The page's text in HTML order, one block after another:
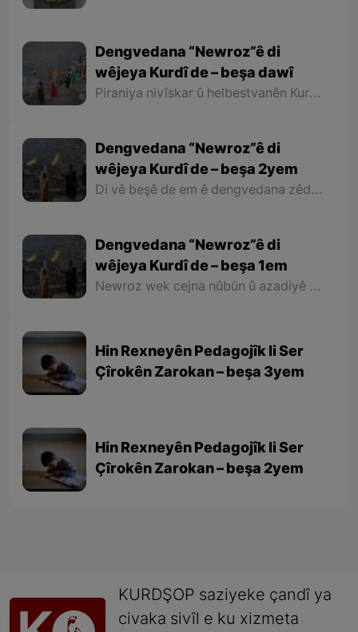
Dengvedana “Newroz”ê di
wêjeya Kurdî de – beşa dawî
Piraniya nivîskar û helbestvanên Kurd di helbest û deqên xwe de behsa Newrozê kirine ku ji ber nebûna derfetê em ê tenê îşareyê bi çend mînak ji helbestên wan bikin. Di dawiyê de ez dixwazim bibêjim ku helbestvanên wek “Muxlîs, Ewnî, Hejar, Zarî, Elî Heseniyanî, Jîla Huseynî, Mihemed Salih Dîlan, Esîrî, Nasir Axabira, Celal Melekşa, Şêrko Bêkes û Ebdulah Paşêw” û hwd, di çend helbestên xwe de behsa Newrozê kirine û bal kişandine ser Kurdistanîbûna Newrozê.
Dengvedana “Newroz”ê di
wêjeya Kurdî de – beşa 2yem
Di vê beşê de em ê dengvedana zêdetir a Newrozê di helbest û deqên Kurdî de rabixine ber çavan. Herwisa pêwîst e em îşare bi wê yekê jî bikin ku tevî wê ku em di vê gotarê de dengvedana “Newroz”ê di edebiyata Kurdî de dibînin, em ê hin nivîskar û helbestvanên xwe binêrin ku mixabin navê hin ji wan hatiye jibîrkirin.
Dengvedana “Newroz”ê di
wêjeya Kurdî de – beşa 1em
Newroz wek cejna nûbûn û azadiyê di wêjeya Kurdî de û li cem helbestvan û nivîskarên Kurd, hertim girîngiya xwe hebûye. Helbestvan û nivîskarên Kurd di helbest û nivîsên xwe de Newroz wek bedewiyek, dergeheke azadiyê û sembola rizgariya netewî bi kar anîne. Ev mijare jî vedigere bo girêdana înkarkirî ya Kurd û Kurdistanê bi Newrozê re.
Hin Rexneyên Pedagojîk li Ser
Çîrokên Zarokan – beşa 3yem
Hin Rexneyên Pedagojîk li Ser
Çîrokên Zarokan – beşa 2yem
KURDŞOP saziyeke çandî ya
civaka sivîl e ku xizmeta